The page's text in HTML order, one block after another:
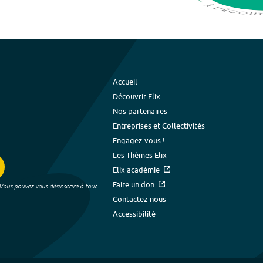
pouvez vous désinscrire à tout
Accueil
Découvrir Elix
Nos partenaires
Entreprises et Collectivités
Engagez-vous !
Les Thèmes Elix
Elix académie
Faire un don
Contactez-nous
Accessibilité